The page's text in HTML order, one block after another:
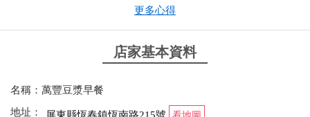
從少女時代就在這裡打拼，手工廚藝絕對專業，一大
家磨現打，熱熱甜甜不膩口，搭配油條脆脆一咬滿嘴
香，鹹豆漿加辣椒更提味。 招牌水煎包有素食和肉口
更多心得
店家基本資料
名稱：萬豐豆漿早餐
地址：